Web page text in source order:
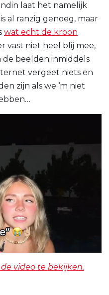
laat het namelijk
al ranzig genoeg, maar
wat echt de kroon
vast niet heel blij mee,
beelden inmiddels
vergeet niets en
zijn als we ‘m niet
video te bekijken.